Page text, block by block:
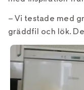
– Vi testade med
gräddfil och lök.